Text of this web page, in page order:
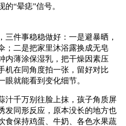
“晕痣”信号。
三件事稳稳做好：一是避暴晒，
；二是把家里沐浴露换成无皂
内薄涂保湿乳，把干燥因素压
机在同角度拍一张，留好对比
眼就能看到变化细节。
汁千万别往脸上抹，孩子角质屏
发同形反应，原本没长的地方也
食保持鸡蛋、牛奶、各色水果蔬